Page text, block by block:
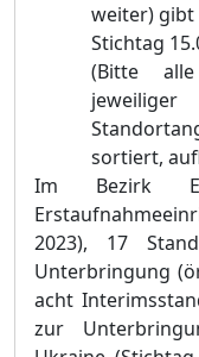
weiter) gibt
Stichtag
(Bitte
sortiert,
Im Bezirk
2023), 17
Unterbringung
acht
zur